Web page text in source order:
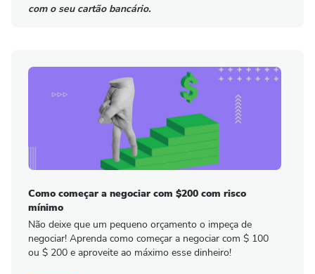
com o seu cartão bancário.
Como começar a negociar com $200 com risco
mínimo
Não deixe que um pequeno orçamento o impeça de
negociar! Aprenda como começar a negociar com $ 100
ou $ 200 e aproveite ao máximo esse dinheiro!